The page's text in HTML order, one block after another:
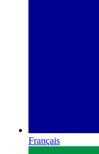
Français